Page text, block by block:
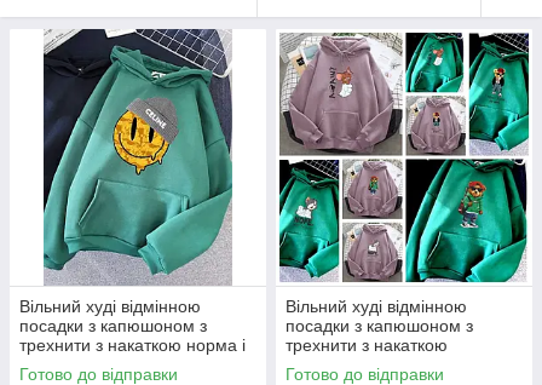
Вільний худі відмінною
посадки з капюшоном з
трехнити з накаткою норма і
батал
Готово до відправки
Вільний худі відмінною
посадки з капюшоном з
трехнити з накаткою
полубатал і батал
Готово до відправки